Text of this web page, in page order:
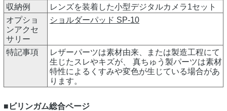
収納例
レンズを装着した小型デジタルカメラ1セット
オプショ
ンアクセ
サリー
ショルダーパッド SP-10
特記事項
レザーパーツは素材由来、または製造工程にて
生じたスレやキズが、 真ちゅう製パーツは素材
特性によるくすみや変色が生じている場合があ
ります。
■ビリンガム総合ページ